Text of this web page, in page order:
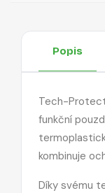
Popis
Tech-
funkční
kombinuje
Díky svému